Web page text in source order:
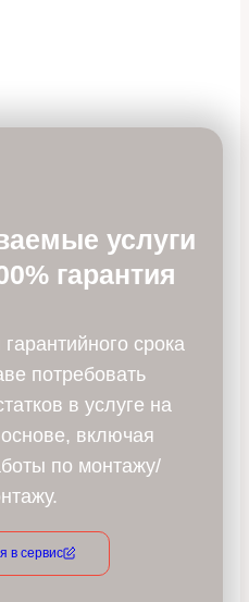
услуги
гарантия
срока
потребовать
в услуге на
включая
по монтажу/
в сервис